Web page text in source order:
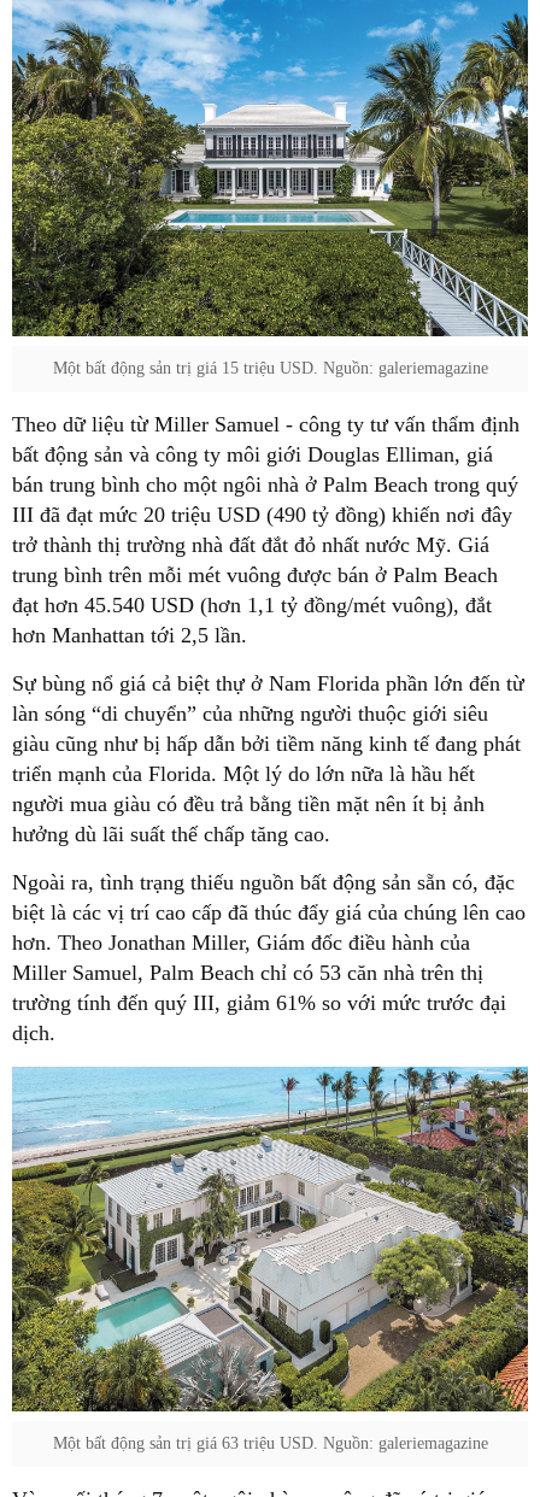
Một bất động sản trị giá 15 triệu USD. Nguồn: galeriemagazine
Theo dữ liệu từ Miller Samuel - công ty tư vấn thẩm định
bất động sản và công ty môi giới Douglas Elliman, giá
bán trung bình cho một ngôi nhà ở Palm Beach trong quý
III đã đạt mức 20 triệu USD (490 tỷ đồng) khiến nơi đây
trở thành thị trường nhà đất đắt đỏ nhất nước Mỹ. Giá
trung bình trên mỗi mét vuông được bán ở Palm Beach
đạt hơn 45.540 USD (hơn 1,1 tỷ đồng/mét vuông), đắt
hơn Manhattan tới 2,5 lần.
Sự bùng nổ giá cả biệt thự ở Nam Florida phần lớn đến từ
làn sóng “di chuyển” của những người thuộc giới siêu
giàu cũng như bị hấp dẫn bởi tiềm năng kinh tế đang phát
triển mạnh của Florida. Một lý do lớn nữa là hầu hết
người mua giàu có đều trả bằng tiền mặt nên ít bị ảnh
hưởng dù lãi suất thế chấp tăng cao.
Ngoài ra, tình trạng thiếu nguồn bất động sản sẵn có, đặc
biệt là các vị trí cao cấp đã thúc đẩy giá của chúng lên cao
hơn. Theo Jonathan Miller, Giám đốc điều hành của
Miller Samuel, Palm Beach chỉ có 53 căn nhà trên thị
trường tính đến quý III, giảm 61% so với mức trước đại
dịch.
Một bất động sản trị giá 63 triệu USD. Nguồn: galeriemagazine